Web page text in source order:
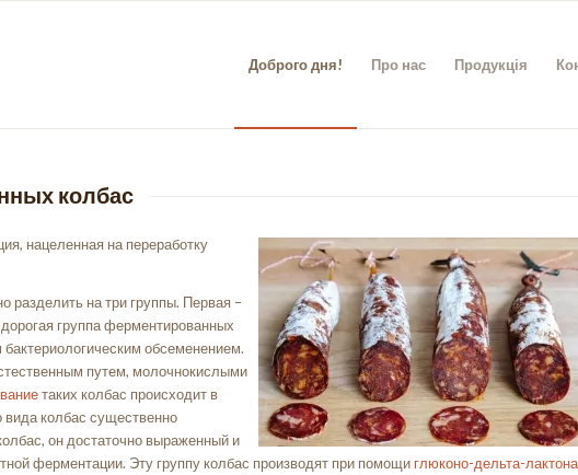
Доброго дня! Про нас Продукція
колбас
нацеленная на переработку
разделить на три группы. Первая –
группа ферментированных
обсеменением.
путем, молочнокислыми
таких колбас происходит в
вида колбас существенно
он достаточно выраженный и
ферментации. Эту группу колбас производят при помощи глюконо-дельта-лактона